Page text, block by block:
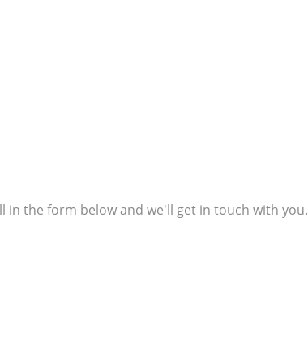
the form below and we'll get in touch with you.